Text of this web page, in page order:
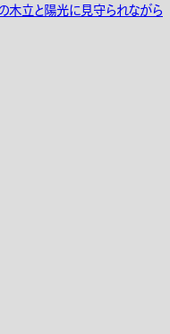
木立と陽光に見守られながら